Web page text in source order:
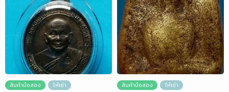
สินค้ามือสอง ให้เช่า สินค้ามือสอง ให้เช่า